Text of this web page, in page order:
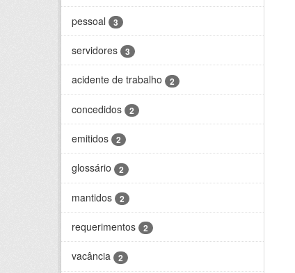
pessoal 3
servidores 3
acidente de trabalho 2
concedidos 2
emitidos 2
glossário 2
mantidos 2
requerimentos 2
vacância 2